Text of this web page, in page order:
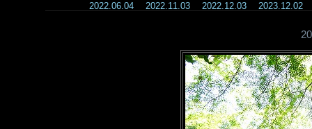
2022.06.04
2022.11.03 2022.12.03 2023.12.02